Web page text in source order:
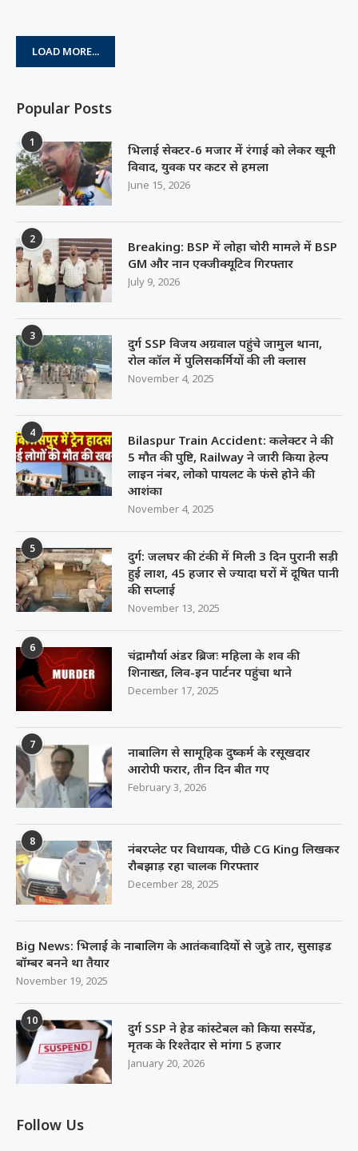
LOAD MORE...
Popular Posts
1
भिलाई सेक्टर-6 मजार में रंगाई को लेकर खूनी
विवाद, युवक पर कटर से हमला
June 15, 2026
2
Breaking: BSP में लोहा चोरी मामले में BSP
GM और नान एक्जीक्यूटिव गिरफ्तार
July 9, 2026
3
दुर्ग SSP विजय अग्रवाल पहुंचे जामुल थाना,
रोल कॉल में पुलिसकर्मियों की ली क्लास
November 4, 2025
4
Bilaspur Train Accident: कलेक्टर ने की
5 मौत की पुष्टि, Railway ने जारी किया हेल्प
लाइन नंबर, लोको पायलट के फंसे होने की
आशंका
November 4, 2025
5
दुर्ग: जलघर की टंकी में मिली 3 दिन पुरानी सड़ी
हुई लाश, 45 हजार से ज्यादा घरों में दूषित पानी
की सप्लाई
November 13, 2025
6
चंद्रामौर्या अंडर ब्रिजः महिला के शव की
शिनाख्त, लिव-इन पार्टनर पहुंचा थाने
December 17, 2025
7
नाबालिग से सामूहिक दुष्कर्म के रसूखदार
आरोपी फरार, तीन दिन बीत गए
February 3, 2026
8
नंबरप्लेट पर विधायक, पीछे CG King लिखकर
रौबझाड़ रहा चालक गिरफ्तार
December 28, 2025
Big News: भिलाई के नाबालिग के आतंकवादियों से जुड़े तार, सुसाइड
बॉम्बर बनने था तैयार
November 19, 2025
10
दुर्ग SSP ने हेड कांस्टेबल को किया सस्पेंड,
मृतक के रिश्तेदार से मांगा 5 हजार
January 20, 2026
Follow Us